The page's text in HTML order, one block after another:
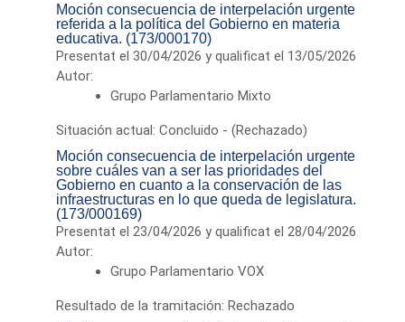
Moción consecuencia de interpelación urgente
referida a la política del Gobierno en materia
educativa. (173/000170)
Presentat el 30/04/2026 y qualificat el 13/05/2026
Autor:
Grupo Parlamentario Mixto
Situación actual: Concluido - (Rechazado)
Moción consecuencia de interpelación urgente
sobre cuáles van a ser las prioridades del
Gobierno en cuanto a la conservación de las
infraestructuras en lo que queda de legislatura.
(173/000169)
Presentat el 23/04/2026 y qualificat el 28/04/2026
Autor:
Grupo Parlamentario VOX
Resultado de la tramitación: Rechazado